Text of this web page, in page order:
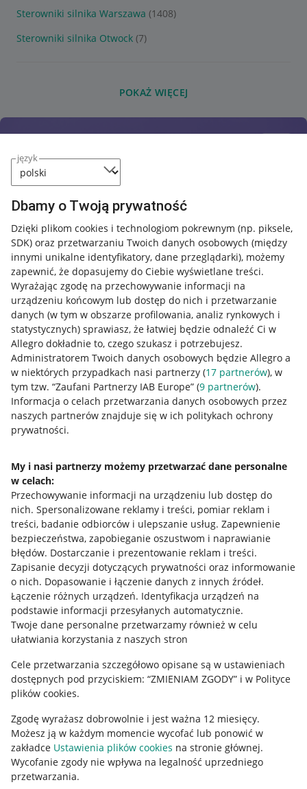
język
Dbamy o Twoją prywatność
Dzięki plikom cookies i technologiom pokrewnym (np. piksele,
SDK) oraz przetwarzaniu Twoich danych osobowych (między
innymi unikalne identyfikatory, dane przeglądarki), możemy
zapewnić, że dopasujemy do Ciebie wyświetlane treści.
Wyrażając zgodę na przechowywanie informacji na
urządzeniu końcowym lub dostęp do nich i przetwarzanie
danych (w tym w obszarze profilowania, analiz rynkowych i
statystycznych) sprawiasz, że łatwiej będzie odnaleźć Ci w
Allegro dokładnie to, czego szukasz i potrzebujesz.
Administratorem Twoich danych osobowych będzie Allegro a
w niektórych przypadkach nasi partnerzy (17 partnerów), w
tym tzw. “Zaufani Partnerzy IAB Europe” (9 partnerów).
Informacja o celach przetwarzania danych osobowych przez
naszych partnerów znajduje się w ich politykach ochrony
prywatności.
My i nasi partnerzy możemy przetwarzać dane personalne
w celach:
Przechowywanie informacji na urządzeniu lub dostęp do
nich. Spersonalizowane reklamy i treści, pomiar reklam i
treści, badanie odbiorców i ulepszanie usług. Zapewnienie
bezpieczeństwa, zapobieganie oszustwom i naprawianie
błędów. Dostarczanie i prezentowanie reklam i treści.
Zapisanie decyzji dotyczących prywatności oraz informowanie
o nich. Dopasowanie i łączenie danych z innych źródeł.
Łączenie różnych urządzeń. Identyfikacja urządzeń na
podstawie informacji przesyłanych automatycznie.
Twoje dane personalne przetwarzamy również w celu
ułatwiania korzystania z naszych stron
Cele przetwarzania szczegółowo opisane są w ustawieniach
dostępnych pod przyciskiem: “ZMIENIAM ZGODY” i w Polityce
plików cookies.
Zgodę wyrażasz dobrowolnie i jest ważna 12 miesięcy.
Możesz ją w każdym momencie wycofać lub ponowić w
zakładce Ustawienia plików cookies na stronie głównej.
Wycofanie zgody nie wpływa na legalność uprzedniego
przetwarzania.
Sterowniki silnika Warszawa (1408)
Sterowniki silnika Otwock (7)
POKAŻ WIĘCEJ
Przydatne informacje
Jak to działa
Allegro Gadane dla sprzedających
Allegro Gadane dla kupujących
Mapa miejscowości
Informacje prawne
Regulamin
Polityka plików "cookies"
Ustawienia plików "cookies"
Udostępnianie lokalizacji
Informacje dla Aktu o Usługach Cyfrowych
Pobierz aplikację